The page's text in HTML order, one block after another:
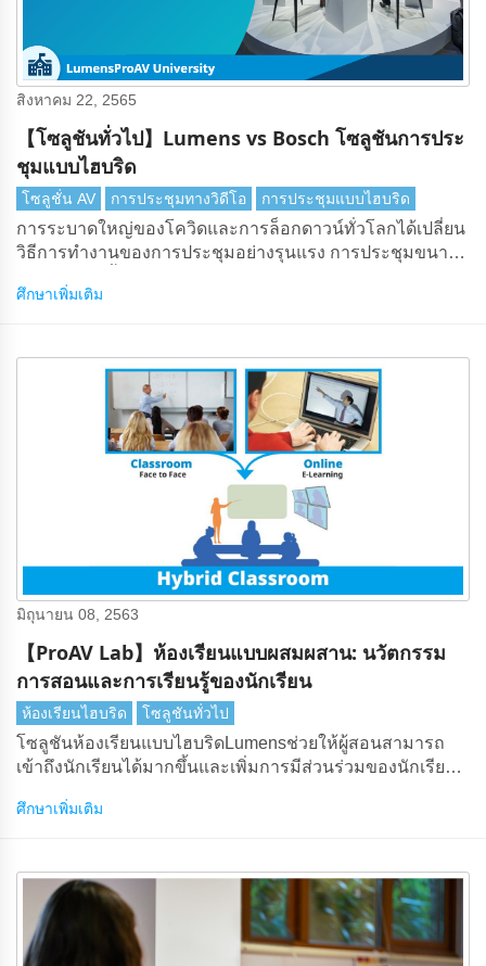
สิงหาคม 22, 2565
【โซลูชันทั่วไป】Lumens vs Bosch โซลูชันการประ
ชุมแบบไฮบริด
โซลูชั่น AV การประชุมทางวิดีโอ การประชุมแบบไฮบริด
การระบาดใหญ่ของโควิดและการล็อกดาวน์ทั่วโลกได้เปลี่ยน
วิธีการทํางานของการประชุมอย่างรุนแรง การประชุมขนาด
ประชุมทางวิชาการและการประชุมผู้ถือหุ้นได้นําแนวทางไฮ
อย่างราบรื่น
ศึกษาเพิ่มเติม
มิถุนายน 08, 2563
【ProAV Lab】ห้องเรียนแบบผสมผสาน: นวัตกรรม
การสอนและการเรียนรู้ของนักเรียน
ห้องเรียนไฮบริด โซลูชันทั่วไป
โซลูชันห้องเรียนแบบไฮบริดLumensช่วยให้ผู้สอนสามารถ
เข้าถึงนักเรียนได้มากขึ้นและเพิ่มการมีส่วนร่วมของนักเรียน
ศึกษาเพิ่มเติม